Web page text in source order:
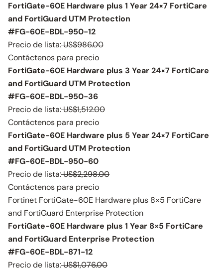
FortiGate-60E Hardware plus 1 Year 24×7 FortiCare
and FortiGuard UTM Protection
#FG-60E-BDL-950-12
Precio de lista:US$986.00
Contáctenos para precio
FortiGate-60E Hardware plus 3 Year 24×7 FortiCare
and FortiGuard UTM Protection
#FG-60E-BDL-950-36
Precio de lista:US$1,512.00
Contáctenos para precio
FortiGate-60E Hardware plus 5 Year 24×7 FortiCare
and FortiGuard UTM Protection
#FG-60E-BDL-950-60
Precio de lista:US$2,298.00
Contáctenos para precio
Fortinet FortiGate-60E Hardware plus 8×5 FortiCare
and FortiGuard Enterprise Protection
FortiGate-60E Hardware plus 1 Year 8×5 FortiCare
and FortiGuard Enterprise Protection
#FG-60E-BDL-871-12
Precio de lista:US$1,076.00